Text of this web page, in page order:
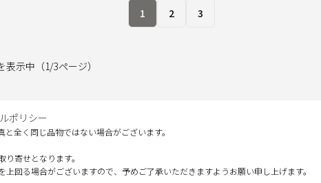
1 2 3
表示中 （1/3ページ）
ポリシー
全く同じ品物ではない場合がございます。
寄せとなります。
上回る場合がございますので、予めご了承いただきますようお願い申し上げます。